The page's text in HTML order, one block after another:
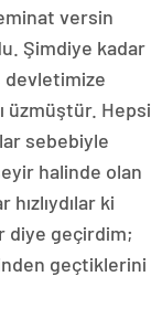
versin
Şimdiye kadar
devletimize
üzmüştür. Hepsi
sebebiyle
halinde olan
ki
diye geçirdim;
geçtiklerini